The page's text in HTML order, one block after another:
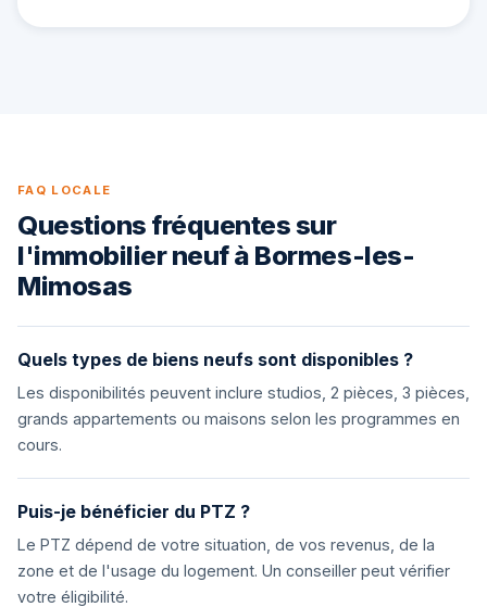
FAQ LOCALE
Questions fréquentes sur
l'immobilier neuf à Bormes-les-
Mimosas
Quels types de biens neufs sont disponibles ?
Les disponibilités peuvent inclure studios, 2 pièces, 3 pièces,
grands appartements ou maisons selon les programmes en
cours.
Puis-je bénéficier du PTZ ?
Le PTZ dépend de votre situation, de vos revenus, de la
zone et de l'usage du logement. Un conseiller peut vérifier
votre éligibilité.